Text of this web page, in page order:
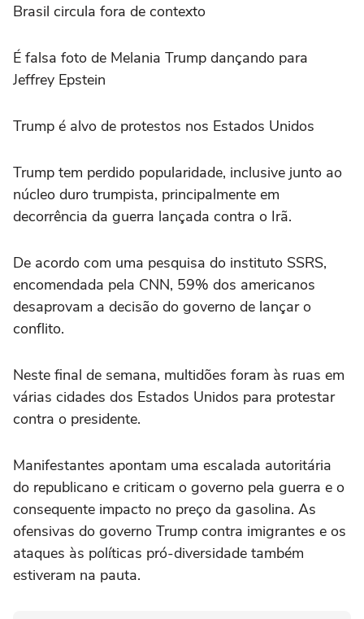
Brasil circula fora de contexto
É falsa foto de Melania Trump dançando para
Jeffrey Epstein
Trump é alvo de protestos nos Estados Unidos
Trump tem perdido popularidade, inclusive junto ao
núcleo duro trumpista, principalmente em
decorrência da guerra lançada contra o Irã.
De acordo com uma pesquisa do instituto SSRS,
encomendada pela CNN, 59% dos americanos
desaprovam a decisão do governo de lançar o
conflito.
Neste final de semana, multidões foram às ruas em
várias cidades dos Estados Unidos para protestar
contra o presidente.
Manifestantes apontam uma escalada autoritária
do republicano e criticam o governo pela guerra e o
consequente impacto no preço da gasolina. As
ofensivas do governo Trump contra imigrantes e os
ataques às políticas pró-diversidade também
estiveram na pauta.